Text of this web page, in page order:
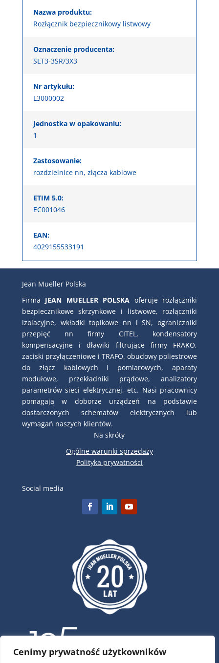
Cenimy prywatność użytkowników
Nazwa produktu:
Rozłącznik bezpiecznikowy listwowy
Oznaczenie producenta:
SLT3-3SR/3X3
Nr artykułu:
L3000002
Jednostka w opakowaniu:
1
Zastosowanie:
rozdzielnice nn, złącza kablowe
ETIM 5.0:
EC001046
EAN:
4029155533191
Jean Mueller Polska
Firma JEAN MUELLER POLSKA oferuje rozłączniki
bezpiecznikowe skrzynkowe i listwowe, rozłączniki
izolacyjne, wkładki topikowe nn i SN, ograniczniki
przepięć nn firmy CITEL, kondensatory
kompensacyjne i dławiki filtrujące firmy FRAKO,
zaciski przyłączeniowe i TRAFO, obudowy poliestrowe
do złącz kablowych i pomiarowych, aparaty
modułowe, przekładniki prądowe, analizatory
parametrów sieci elektrycznej, etc. Nasi pracownicy
pomagają w doborze urządzeń na podstawie
dostarczonych schematów elektrycznych lub
wymagań naszych klientów.
Na skróty
Ogólne warunki sprzedaży
Polityka prywatności
Social media